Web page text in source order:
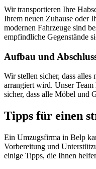
Wir transportieren Ihre
Ihrem neuen Zuhause oder
modernen Fahrzeuge sind
empfindliche Gegenstände
Aufbau und
Wir stellen sicher, dass alles
arrangiert wird. Unser
sicher, dass alle Möbel und
Tipps für einen
Ein Umzugsfirma in Belp
Vorbereitung und
einige Tipps, die Ihnen